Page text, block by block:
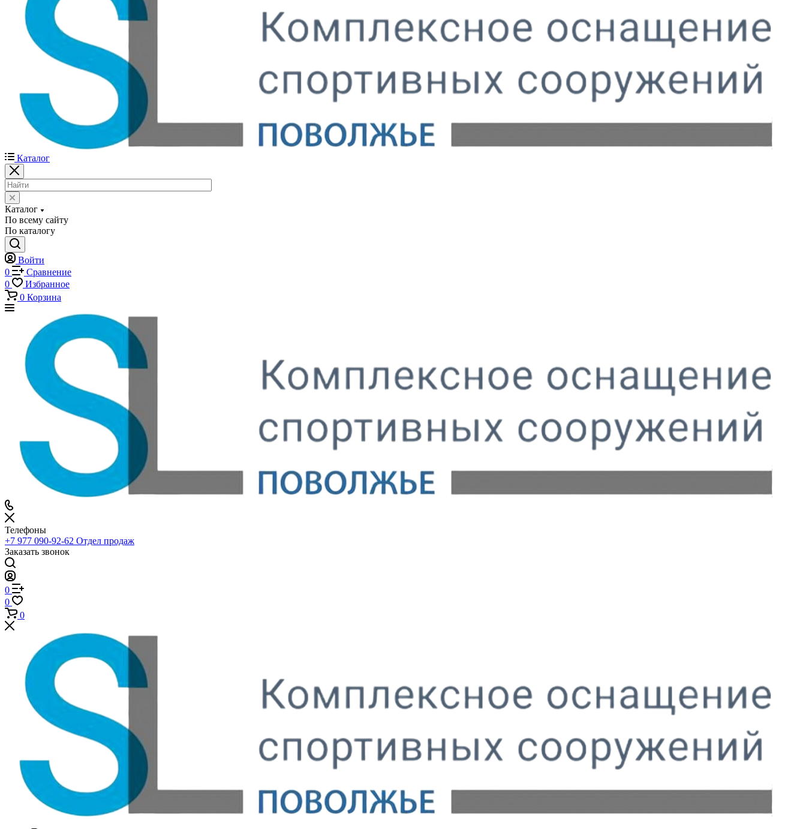
Каталог
Каталог
По всему сайту
По каталогу
Войти
0
Сравнение
0
Избранное
0 Корзина
Телефоны
+7 977 090-92-62 Отдел продаж
Заказать звонок
0
0
0